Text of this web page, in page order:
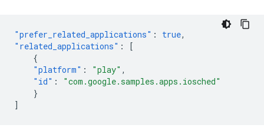
"prefer_related_applications" : true,
"related_applications" :
[
{
"platform" : "play" ,
"id" :
"com.google.samples.apps.iosched"
}
]